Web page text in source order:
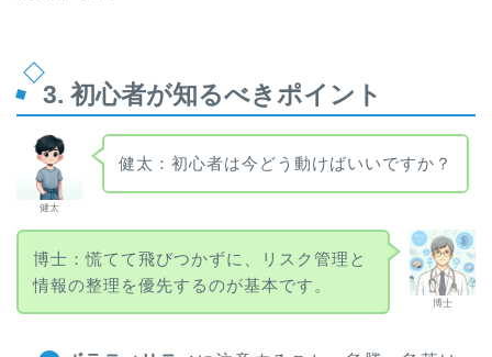
3. 初心者が知るべきポイント
健太
健太：初心者は今どう動けばいいですか？
博士
博士：慌てて飛びつかずに、リスク管理と
情報の整理を優先するのが基本です。